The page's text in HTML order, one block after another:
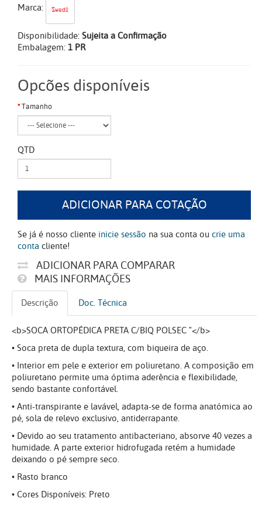
Marca:
Disponibilidade:Sujeita a Confirmação
Embalagem:1 PR
Opcões disponíveis
Tamanho
QTD
ADICIONAR PARA COTAÇÃO
Se já é nosso cliente inicie sessão na sua conta oucrie uma
conta cliente!
ADICIONAR PARA COMPARAR
MAIS INFORMAÇÕES
Descrição Doc. Técnica
<b>SOCA ORTOPÉDICA PRETA C/BIQ POLSEC "</b>
• Soca preta de dupla textura, com biqueira de aço.
• Interior em pele e exterior em poliuretano. A composição em
poliuretano permite uma óptima aderência e flexibilidade,
sendo bastante confortável.
• Anti-transpirante e lavável, adapta-se de forma anatómica ao
pé, sola de relevo exclusivo, antiderrapante.
• Devido ao seu tratamento antibacteriano, absorve 40 vezes a
humidade. A parte exterior hidrofugada retém a humidade
deixando o pé sempre seco.
• Rasto branco
• Cores Disponíveis: Preto